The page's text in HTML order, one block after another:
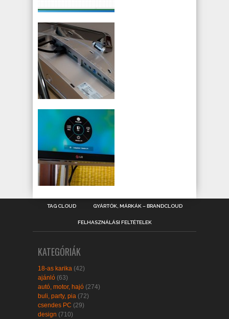
TAG CLOUD GYÁRTÓK, MÁRKÁK – BRANDCLOUD
FELHASZNÁLÁSI FELTÉTELEK
KATEGÓRIÁK
18-as karika (42)
ajánló (63)
autó, motor, hajó (274)
buli, party, pia (72)
csendes PC (29)
design (710)